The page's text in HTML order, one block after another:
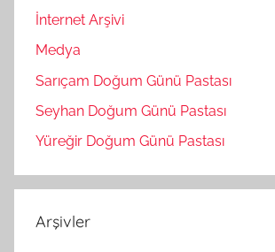
İnternet Arşivi
Medya
Sarıçam Doğum Günü Pastası
Seyhan Doğum Günü Pastası
Yüreğir Doğum Günü Pastası
Arşivler